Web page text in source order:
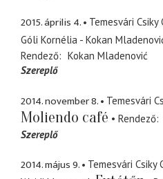
2015. április 4.
Temesvári
Góli Kornélia - Kokan
Rendező
Kokan Mladenović
Szereplő
2014. november 8. Temesvári
Moliendo café Rendező
Szereplő
2014. május 9.
Temesvári Csiky